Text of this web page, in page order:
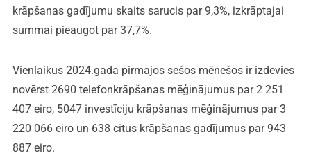
krāpšanas gadījumu skaits sarucis par 9,3%, izkrāptajai
summai pieaugot par 37,7%.
Vienlaikus 2024.gada pirmajos sešos mēnešos ir izdevies
novērst 2690 telefonkrāpšanas mēģinājumus par 2 251
407 eiro, 5047 investīciju krāpšanas mēģinājumus par 3
220 066 eiro un 638 citus krāpšanas gadījumus par 943
887 eiro.